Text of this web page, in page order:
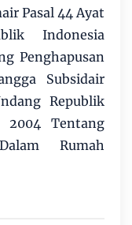
Pasal 44 Ayat
Indonesia
Penghapusan
Subsidair
Republik
2004 Tentang
Rumah